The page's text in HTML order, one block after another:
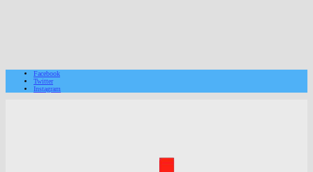
Facebook
Twitter
Instagram